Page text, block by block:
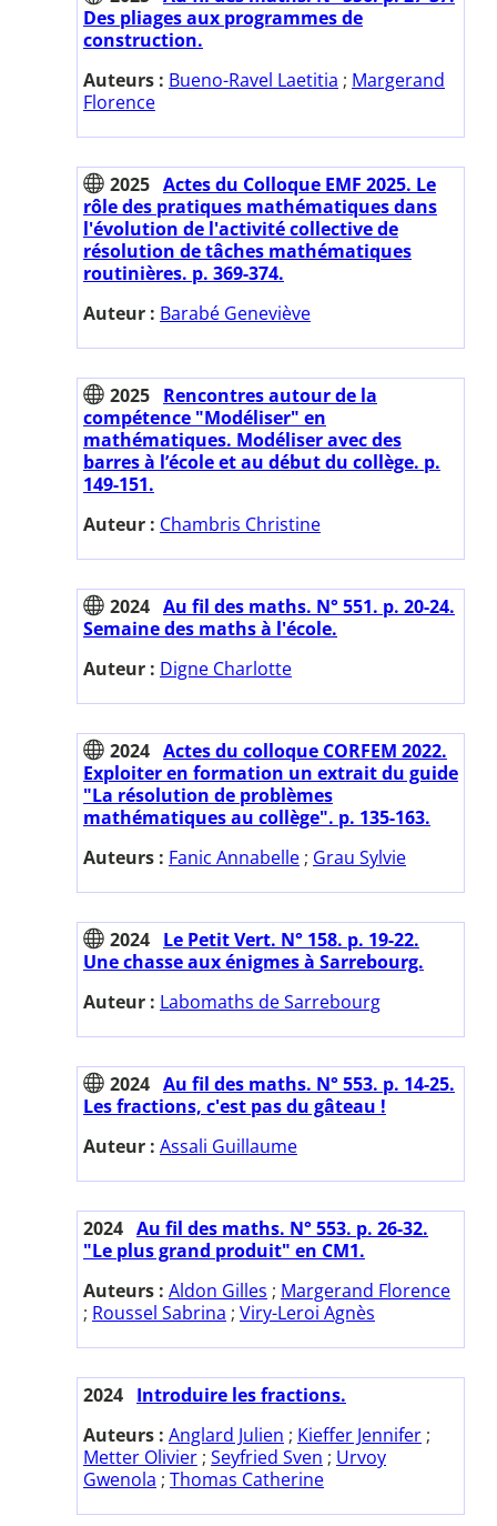
Des pliages aux programmes de
construction.
Auteurs : Bueno-Ravel Laetitia ; Margerand
Florence
2025 Actes du Colloque EMF 2025. Le
rôle des pratiques mathématiques dans
l'évolution de l'activité collective de
résolution de tâches mathématiques
routinières. p. 369-374.
Auteur : Barabé Geneviève
2025 Rencontres autour de la
compétence "Modéliser" en
mathématiques. Modéliser avec des
barres à l’école et au début du collège. p.
149-151.
Auteur : Chambris Christine
2024 Au fil des maths. N° 551. p. 20-24.
Semaine des maths à l'école.
Auteur : Digne Charlotte
2024 Actes du colloque CORFEM 2022.
Exploiter en formation un extrait du guide
"La résolution de problèmes
mathématiques au collège". p. 135-163.
Auteurs : Fanic Annabelle ; Grau Sylvie
2024 Le Petit Vert. N° 158. p. 19-22.
Une chasse aux énigmes à Sarrebourg.
Auteur : Labomaths de Sarrebourg
2024 Au fil des maths. N° 553. p. 14-25.
Les fractions, c'est pas du gâteau !
Auteur : Assali Guillaume
2024 Au fil des maths. N° 553. p. 26-32.
"Le plus grand produit" en CM1.
Auteurs : Aldon Gilles ; Margerand Florence
; Roussel Sabrina ; Viry-Leroi Agnès
2024 Introduire les fractions.
Auteurs : Anglard Julien ; Kieffer Jennifer ;
Metter Olivier ; Seyfried Sven ; Urvoy
Gwenola ; Thomas Catherine